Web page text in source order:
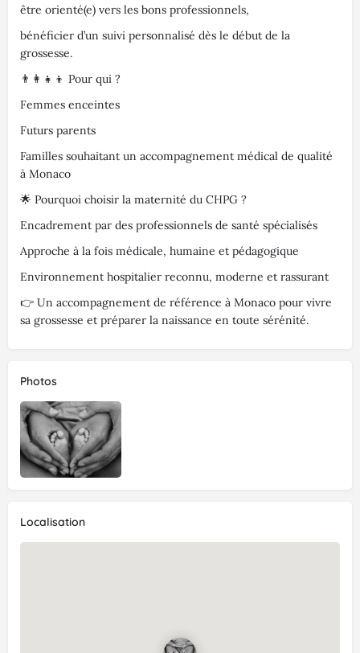
être orienté(e) vers les bons professionnels,
bénéficier d’un suivi personnalisé dès le début de la
grossesse.
👨‍👩‍👧‍👦 Pour qui ?
Femmes enceintes
Futurs parents
Familles souhaitant un accompagnement médical de qualité
à Monaco
🌟 Pourquoi choisir la maternité du CHPG ?
Encadrement par des professionnels de santé spécialisés
Approche à la fois médicale, humaine et pédagogique
Environnement hospitalier reconnu, moderne et rassurant
👉 Un accompagnement de référence à Monaco pour vivre
sa grossesse et préparer la naissance en toute sérénité.
Photos
Localisation